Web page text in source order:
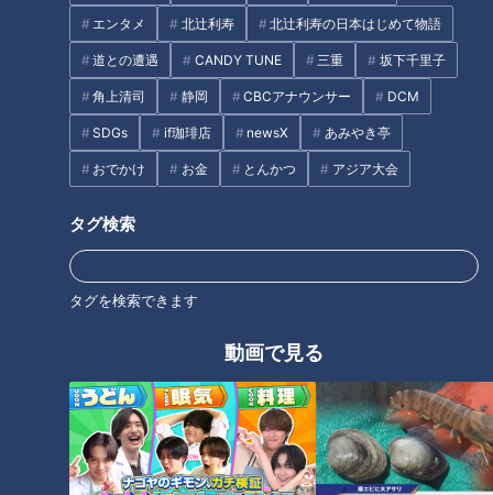
エンタメ 北辻利寿 北辻利寿の日本はじめて物語
道との遭遇 CANDY TUNE 三重 坂下千里子
角上清司 静岡 CBCアナウンサー DCM
SDGs if珈琲店 newsX あみやき亭
おでかけ お金 とんかつ アジア大会
タグ検索
タグを検索できます
動画で見る
道 郵便局員が使った「雪中隧
道」も！雪国に眠る富山県の廃
隧道の歴史に迫る
花学園高校』でマヂラブが園児
に？ 保育コースの生徒が先生
になる“一日保育園”
タグ
チャント！ マヂカルラブリー
オススメ関連コンテンツ
「蚊」に刺されないための対策
を体を張って実験 ポイントは
「足のにおい」？
石丸幹二「すごい痩せました
ね！」…世界一楽なスクワッ
ト！？ダイエットのスペシャリ